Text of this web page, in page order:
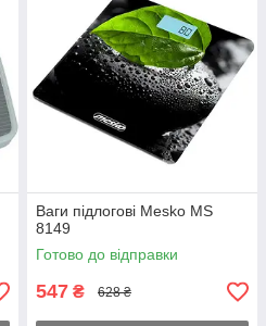
Ваги підлогові Mesko MS
8149
Готово до відправки
547 ₴ 628 ₴